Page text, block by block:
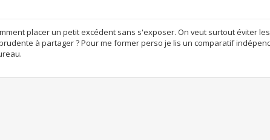
placer un petit excédent sans s'exposer. On veut surtout éviter
à partager ? Pour me former perso je lis un comparatif